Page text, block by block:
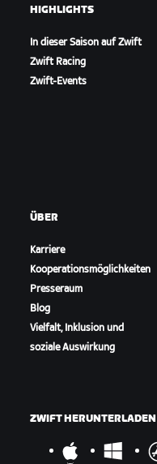
HIGHLIGHTS
In dieser Saison auf Zwift
Zwift Racing
Zwift-Events
ÜBER
Karriere
Kooperationsmöglichkeiten
Presseraum
Blog
Vielfalt, Inklusion und
soziale Auswirkung
ZWIFT HERUNTERLADEN